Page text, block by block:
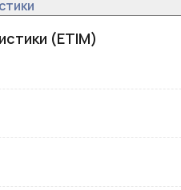
(ETIM)